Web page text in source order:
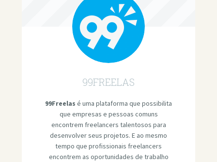
99FREELAS
99Freelas é uma plataforma que possibilita
que empresas e pessoas comuns
encontrem freelancers talentosos para
desenvolver seus projetos. E ao mesmo
tempo que profissionais freelancers
encontrem as oportunidades de trabalho